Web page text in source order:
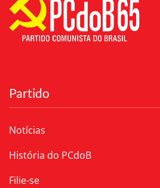
Partido
Notícias
História do PCdoB
Filie-se